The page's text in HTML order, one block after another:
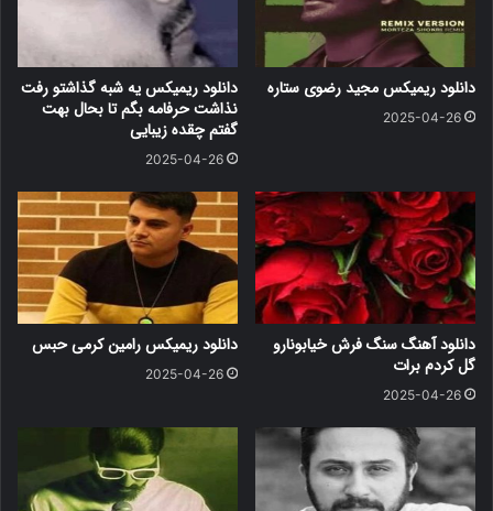
دانلود ریمیکس مجید رضوی ستاره
2025-04-26
دانلود ریمیکس یه شبه گذاشتو رفت
نذاشت حرفامه بگم تا بحال بهت
گفتم چقده زیبایی
2025-04-26
دانلود آهنگ سنگ فرش خیابونارو
گل کردم برات
2025-04-26
دانلود ریمیکس رامین کرمی حبس
2025-04-26